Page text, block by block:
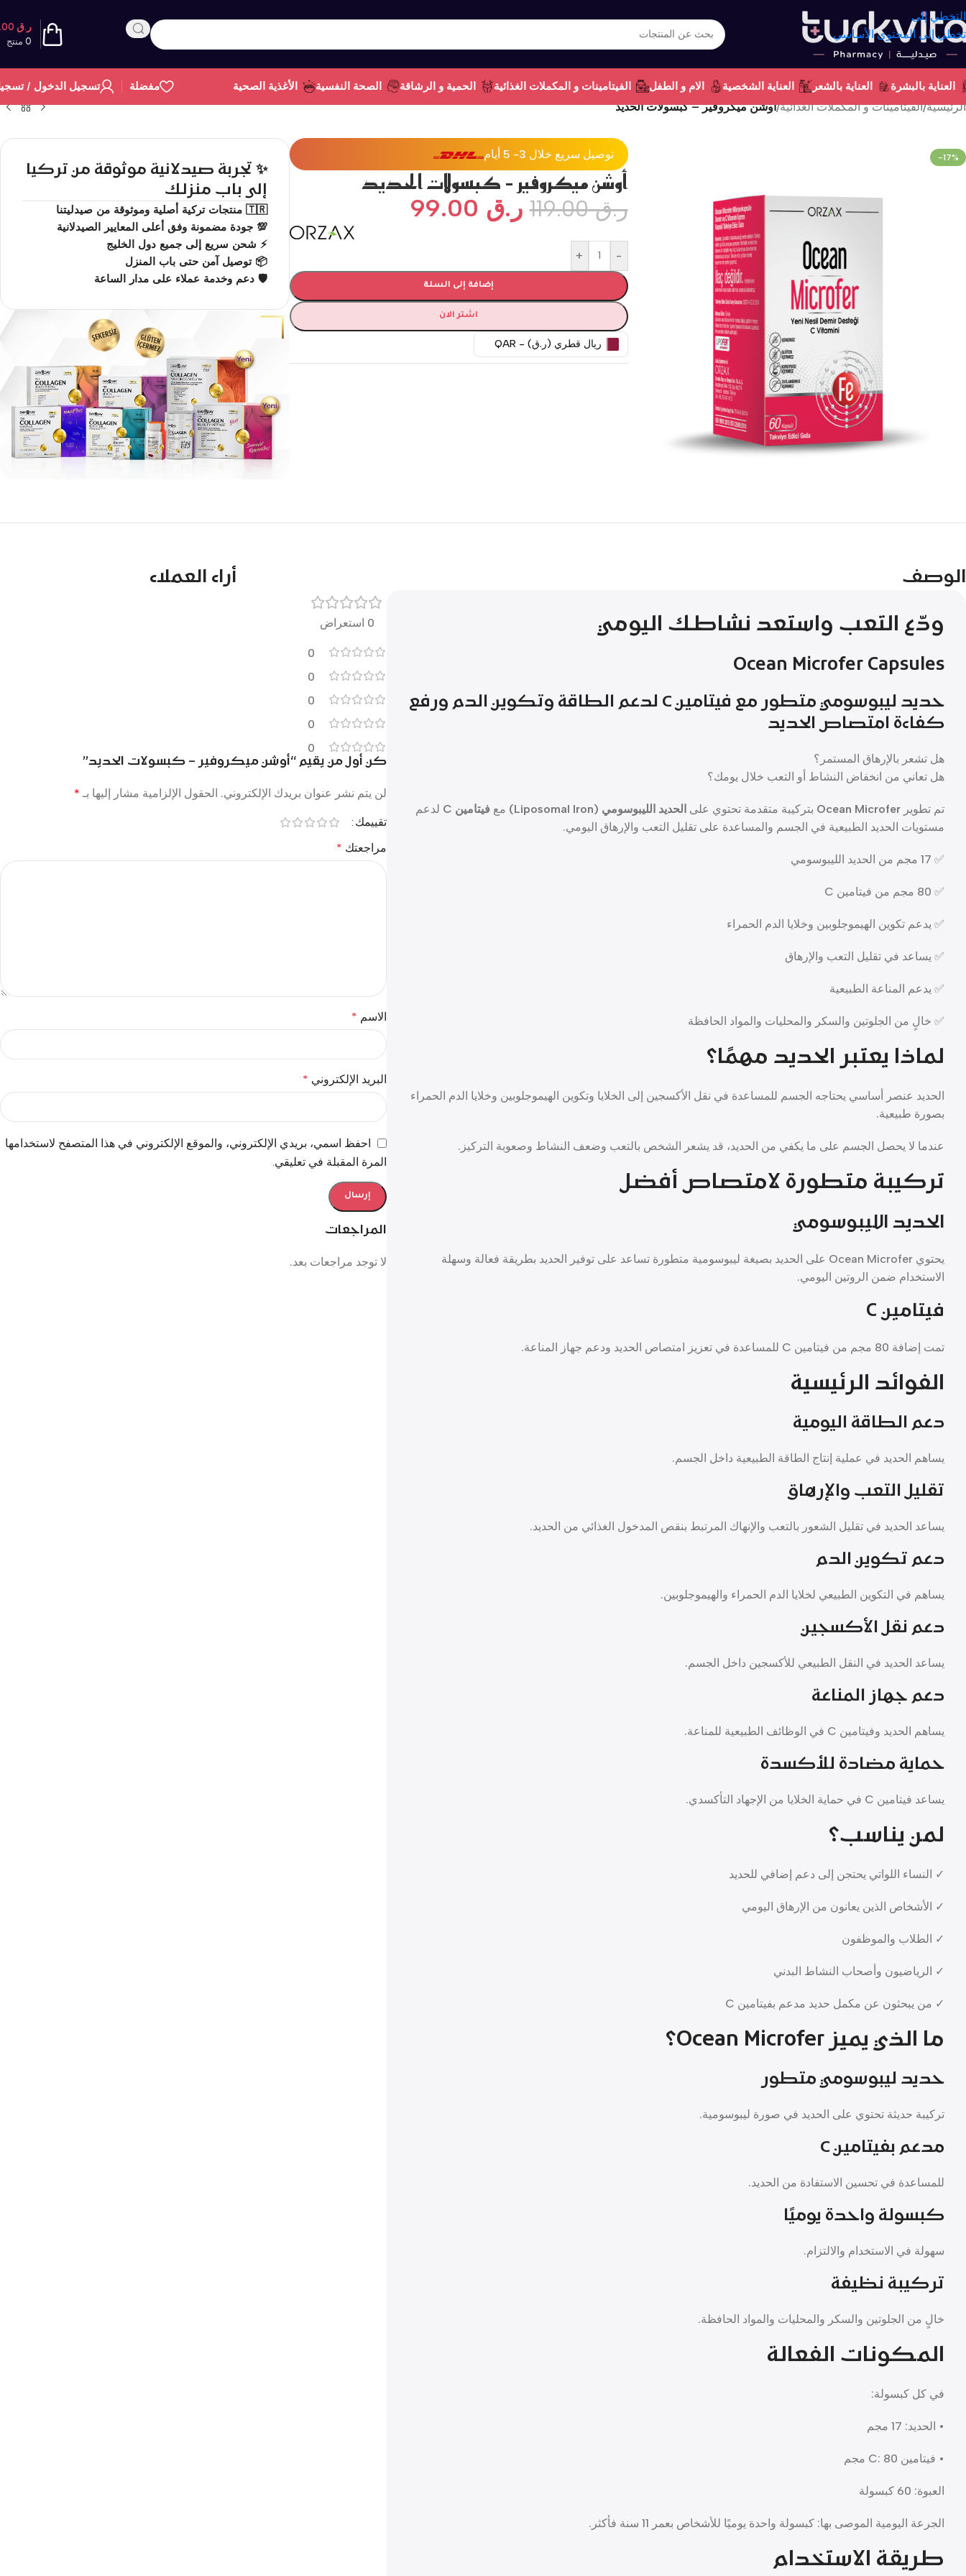
التخطي إلى
تخطي إلى المحتوى الأساسي
0 منتج
ر.ق
العناية بالبشرة العناية بالشعر العناية الشخصية الام و الطفل الفيتامينات و المكملات الغذائية الحمية و الرشاقة الصحة النفسية الأغذية الصحية مفضلة تسجيل الدخول /
الرئيسية/الفيتامينات و المكملات الغذائية/أوشن ميكروفير – كبسولات الحديد
-17% توصيل سريع خلال 3- 5 أيام
أوشن ميكروفير – كبسولات الحديد
ر.ق119.00 ر.ق
-
+
إضافة إلى السلة
اشتر الان
ريال قطري (ر.ق) - QAR
✨ تجربة صيدلانية موثوقة من تركيا
إلى باب منزلك
🇹🇷 منتجات تركية أصلية وموثوقة من صيدليتنا
💯 جودة مضمونة وفق أعلى المعايير الصيدلانية
⚡ شحن سريع إلى جميع دول الخليج
📦 توصيل آمن حتى باب المنزل
🛡️ دعم وخدمة عملاء على مدار الساعة
الوصف
ودّع التعب واستعد نشاطك اليومي
Ocean Microfer Capsules
حديد ليبوسومي متطور مع فيتامين C لدعم الطاقة وتكوين الدم ورفع
كفاءة امتصاص الحديد
هل تشعر بالإرهاق المستمر؟
هل تعاني من انخفاض النشاط أو التعب خلال يومك؟
تم تطوير Ocean Microfer بتركيبة متقدمة تحتوي على الحديد الليبوسومي (Liposomal Iron) مع فيتامين C
لدعم
مستويات الحديد الطبيعية في الجسم والمساعدة على تقليل التعب والإرهاق اليومي.
✅ 17 مجم من الحديد الليبوسومي
✅ 80 مجم من فيتامين C
✅ يدعم تكوين الهيموجلوبين وخلايا الدم الحمراء
✅ يساعد في تقليل التعب والإرهاق
✅ يدعم المناعة الطبيعية
✅ خالٍ من الجلوتين والسكر والمحليات والمواد الحافظة
لماذا يعتبر الحديد مهمًا؟
الحديد عنصر أساسي يحتاجه الجسم للمساعدة في نقل الأكسجين إلى الخلايا وتكوين الهيموجلوبين وخلايا الدم الحمراء
بصورة طبيعية.
عندما لا يحصل الجسم على ما يكفي من الحديد، قد يشعر الشخص بالتعب وضعف النشاط وصعوبة التركيز.
تركيبة متطورة لامتصاص أفضل
الحديد الليبوسومي
يحتوي Ocean Microfer على الحديد بصيغة ليبوسومية متطورة تساعد على توفير الحديد بطريقة فعالة وسهلة
الاستخدام ضمن الروتين اليومي.
فيتامين C
تمت إضافة 80 مجم من فيتامين C للمساعدة في تعزيز امتصاص الحديد ودعم جهاز المناعة.
الفوائد الرئيسية
دعم الطاقة اليومية
يساهم الحديد في عملية إنتاج الطاقة الطبيعية داخل الجسم.
تقليل التعب والإرهاق
يساعد الحديد في تقليل الشعور بالتعب والإنهاك المرتبط بنقص المدخول الغذائي من الحديد.
دعم تكوين الدم
يساهم في التكوين الطبيعي لخلايا الدم الحمراء والهيموجلوبين.
دعم نقل الأكسجين
يساعد الحديد في النقل الطبيعي للأكسجين داخل الجسم.
دعم جهاز المناعة
يساهم الحديد وفيتامين C في الوظائف الطبيعية للمناعة.
حماية مضادة للأكسدة
يساعد فيتامين C في حماية الخلايا من الإجهاد التأكسدي.
لمن يناسب؟
✓ النساء اللواتي يحتجن إلى دعم إضافي للحديد
✓ الأشخاص الذين يعانون من الإرهاق اليومي
✓ الطلاب والموظفون
✓ الرياضيون وأصحاب النشاط البدني
✓ من يبحثون عن مكمل حديد مدعم بفيتامين C
ما الذي يميز Ocean Microfer؟
حديد ليبوسومي متطور
تركيبة حديثة تحتوي على الحديد في صورة ليبوسومية.
مدعم بفيتامين C
للمساعدة في تحسين الاستفادة من الحديد.
كبسولة واحدة يوميًا
سهولة في الاستخدام والالتزام.
تركيبة نظيفة
خالٍ من الجلوتين والسكر والمحليات والمواد الحافظة.
المكونات الفعالة
في كل كبسولة:
• الحديد: 17 مجم
• فيتامين C: 80 مجم
العبوة: 60 كبسولة
الجرعة اليومية الموصى بها: كبسولة واحدة يوميًا للأشخاص بعمر 11 سنة فأكثر.
طريقة الاستخدام
أراء العملاء
0 استعراض
0
0
0
0
0
المراجعات
لا توجد مراجعات بعد.
كن أول من يقيم “أوشن ميكروفير – كبسولات الحديد”
لن يتم نشر عنوان بريدك الإلكتروني. الحقول الإلزامية مشار إليها بـ *
تقييمك
مراجعتك *
الاسم *
البريد الإلكتروني *
احفظ اسمي، بريدي الإلكتروني، والموقع الإلكتروني في هذا المتصفح لاستخدامها
المرة المقبلة في تعليقي.